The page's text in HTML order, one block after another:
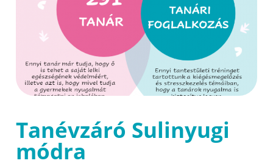
Tanévzáró Sulinyugi
módra